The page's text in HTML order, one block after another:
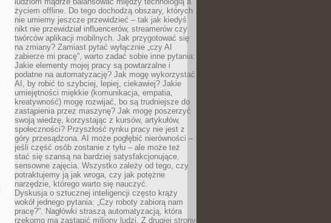
życiem offline. Do tego dochodzą obszary, których
nie umiemy jeszcze przewidzieć – tak jak kiedyś
nikt nie przewidział influencerów, streamerów czy
twórców aplikacji mobilnych. Jak przygotować się
na zmiany? Zamiast pytać wyłącznie „czy AI
zabierze mi pracę”, warto zadać sobie inne pytania:
Jakie elementy mojej pracy są powtarzalne i
podatne na automatyzację? Jak mogę wykorzystać
AI, by robić to szybciej, lepiej, ciekawiej? Jakie
umiejętności miękkie (komunikacja, empatia,
kreatywność) mogę rozwijać, bo są trudniejsze do
zastąpienia przez maszynę? Jak mogę poszerzyć
swoją wiedzę, korzystając z kursów, artykułów,
społeczności? Przyszłość rynku pracy nie jest z
góry przesądzona. AI może pogłębić nierówności –
jeśli część osób zostanie z tyłu – ale może też
stać się szansą na bardziej satysfakcjonujące,
sensowne zajęcia. Wszystko zależy od tego, czy
potraktujemy ją jak wroga, czy jak potężne
narzędzie, którego warto się nauczyć.
Dyskusja o sztucznej inteligencji często krąży
wokół jednego pytania: „Czy roboty zabiorą nam
pracę?”. Nagłówki straszą automatyzacją, która
rzekomo ma zastąpić miliony ludzi. Z drugiej strony